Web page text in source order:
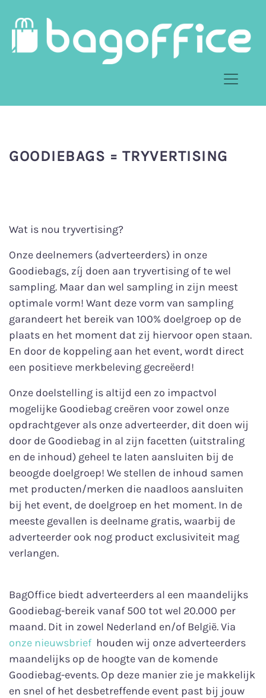
GOODIEBAGS = TRYVERTISING
Wat is nou tryvertising?
Onze deelnemers (adverteerders) in onze
Goodiebags, zíj doen aan tryvertising of te wel
sampling. Maar dan wel sampling in zijn meest
optimale vorm! Want deze vorm van sampling
garandeert het bereik van 100% doelgroep op de
plaats en het moment dat zij hiervoor open staan.
En door de koppeling aan het event, wordt direct
een positieve merkbeleving gecreëerd!
Onze doelstelling is altijd een zo impactvol
mogelijke Goodiebag creëren voor zowel onze
opdrachtgever als onze adverteerder, dit doen wij
door de Goodiebag in al zijn facetten (uitstraling
en de inhoud) geheel te laten aansluiten bij de
beoogde doelgroep! We stellen de inhoud samen
met producten/merken die naadloos aansluiten
bij het event, de doelgroep en het moment. In de
meeste gevallen is deelname gratis, waarbij de
adverteerder ook nog product exclusiviteit mag
verlangen.
BagOffice biedt adverteerders al een maandelijks
Goodiebag-bereik vanaf 500 tot wel 20.000 per
maand. Dit in zowel Nederland en/of België. Via
onze nieuwsbrief houden wij onze adverteerders
maandelijks op de hoogte van de komende
Goodiebag-events. Op deze manier zie je makkelijk
en snel of het desbetreffende event past bij jouw